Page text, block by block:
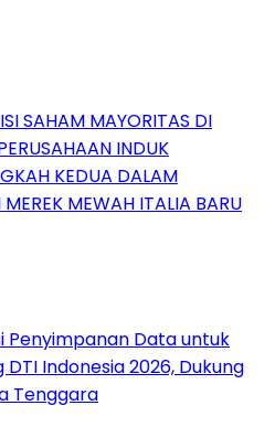
SAHAM MAYORITAS DI
INDUK
KEDUA DALAM
MEWAH ITALIA BARU
Penyimpanan Data untuk
Indonesia 2026, Dukung
Tenggara